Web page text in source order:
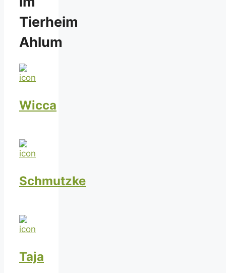
Tierheim
Ahlum
Wicca
Schmutzke
Taja